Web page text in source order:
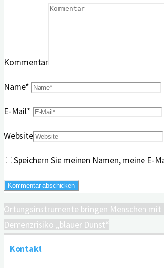
Kommentar
Name*
E-Mail*
Website
Speichern Sie meinen Namen, meine E-
Ortungsinstrumente bringen Menschen mit
Demenzrisiko „blauer Dunst“
Kontakt